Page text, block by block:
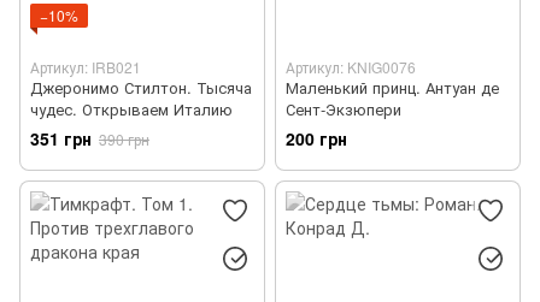
−10%
Артикул: IRB021
Джеронимо Стилтон. Тысяча
чудес. Открываем Италию
351 грн 390 грн
Артикул: KNIG0076
Маленький принц. Антуан де
Сент-Экзюпери
200 грн